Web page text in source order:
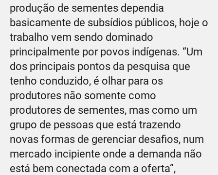
produção de sementes dependia
basicamente de subsídios públicos, hoje o
trabalho vem sendo dominado
principalmente por povos indígenas. “Um
dos principais pontos da pesquisa que
tenho conduzido, é olhar para os
produtores não somente como
produtores de sementes, mas como um
grupo de pessoas que está trazendo
novas formas de gerenciar desafios, num
mercado incipiente onde a demanda não
está bem conectada com a oferta”,